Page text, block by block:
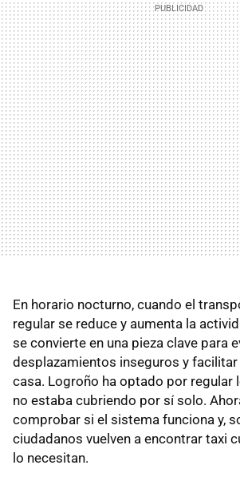
En horario nocturno, cuando el
regular se reduce y aumenta la
se convierte en una pieza clave para
desplazamientos inseguros y facilitar
casa. Logroño ha optado por regular
no estaba cubriendo por sí solo.
comprobar si el sistema funciona y,
ciudadanos vuelven a encontrar taxi
lo necesitan.